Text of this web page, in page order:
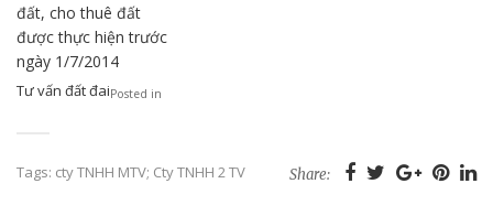
đất, cho thuê đất
được thực hiện trước
ngày 1/7/2014
Posted in
Tư vấn đất đai
Tags: cty TNHH MTV; Cty TNHH 2 TV Share: